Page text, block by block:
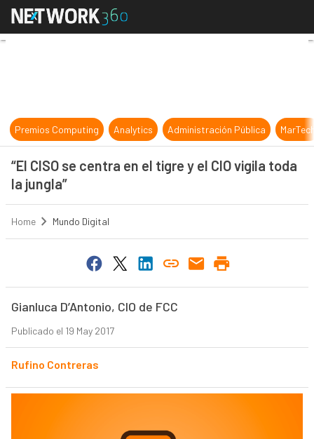
“El CISO se centra en el tigre y el
Premios Computing Analytics Administración Pública
“El CISO se centra en el tigre y el CIO vigila toda
la jungla”
Home Mundo Digital
Gianluca D’Antonio, CIO de FCC
Publicado el 19 May 2017
Rufino Contreras